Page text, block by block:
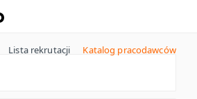
Lista rekrutacji Katalog pracodawców